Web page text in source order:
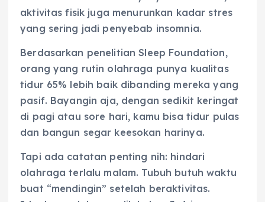
aktivitas fisik juga menurunkan kadar stres
yang sering jadi penyebab insomnia.
Berdasarkan penelitian Sleep Foundation,
orang yang rutin olahraga punya kualitas
tidur 65% lebih baik dibanding mereka yang
pasif. Bayangin aja, dengan sedikit keringat
di pagi atau sore hari, kamu bisa tidur pulas
dan bangun segar keesokan harinya.
Tapi ada catatan penting nih: hindari
olahraga terlalu malam. Tubuh butuh waktu
buat “mendingin” setelah beraktivitas.